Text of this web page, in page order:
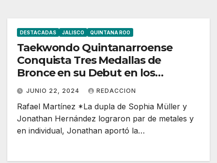
DESTACADAS JALISCO QUINTANA ROO
Taekwondo Quintanarroense
Conquista Tres Medallas de
Bronce en su Debut en los
Nacionales CONADE 2024
JUNIO 22, 2024 REDACCION
Rafael Martínez *La dupla de Sophia Müller y
Jonathan Hernández lograron par de metales y
en individual, Jonathan aportó la…